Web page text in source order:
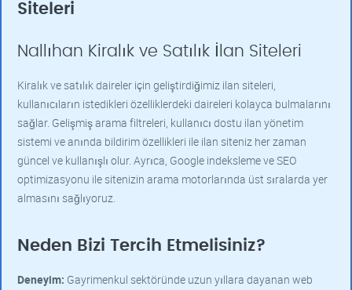
Siteleri
Nallıhan Kiralık ve Satılık İlan Siteleri
Kiralık ve satılık daireler için geliştirdiğimiz ilan siteleri,
kullanıcıların istedikleri özelliklerdeki daireleri kolayca bulmalarını
sağlar. Gelişmiş arama filtreleri, kullanıcı dostu ilan yönetim
sistemi ve anında bildirim özellikleri ile ilan siteniz her zaman
güncel ve kullanışlı olur. Ayrıca, Google indeksleme ve SEO
optimizasyonu ile sitenizin arama motorlarında üst sıralarda yer
almasını sağlıyoruz.
Neden Bizi Tercih Etmelisiniz?
Deneyim: Gayrimenkul sektöründe uzun yıllara dayanan web